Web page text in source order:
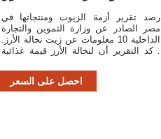
رصد تقرير أزمة الزيوت ومنتجاتها في
مصر الصادر عن وزارة التموين والتجارة
الداخلية 10 معلومات عن زيت نخالة الأرز.
وأكد التقرير أن لنخالة الأرز قيمة غذائية
ضمن سلع الزيوت في مصر التي
احصل على السعر